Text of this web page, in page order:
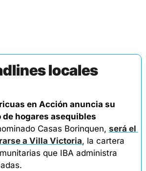
locales
en Acción anuncia su
de hogares asequibles
Casas Borinquen, será el
a Villa Victoria, la cartera
que IBA administra